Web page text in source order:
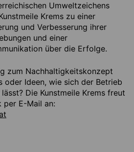
Umweltzeichens
Krems zu einer
und Verbesserung ihrer
und einer
über die Erfolge.
zum Nachhaltigkeitskonzept
oder Ideen, wie sich der Betrieb
Die Kunstmeile Krems freut
per E-Mail an: